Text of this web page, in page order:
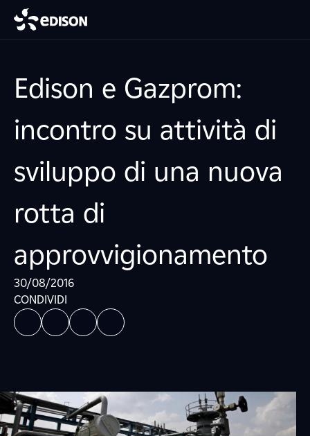
Edison e Gazprom:
incontro su attività di
sviluppo di una nuova
rotta di
approvvigionamento
30/08/2016
CONDIVIDI